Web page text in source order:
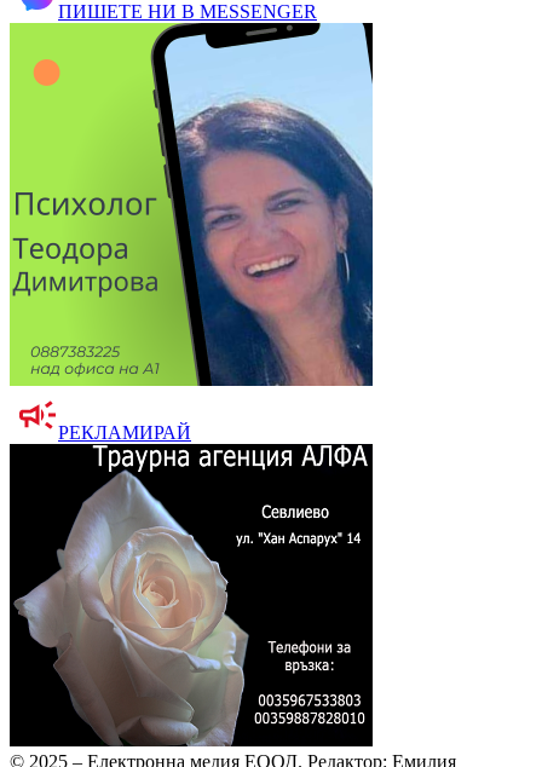
ПИШЕТЕ НИ В MESSENGER
РЕКЛАМИРАЙ
© 2025 – Електронна медия ЕООД. Редактор: Емилия